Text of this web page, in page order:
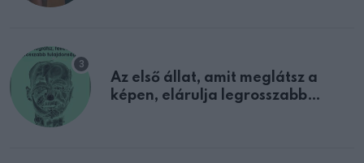
Az első állat, amit meglátsz a
képen, elárulja legrosszabb